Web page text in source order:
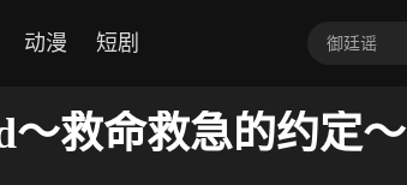
动漫 短剧
～救命救急的约定～